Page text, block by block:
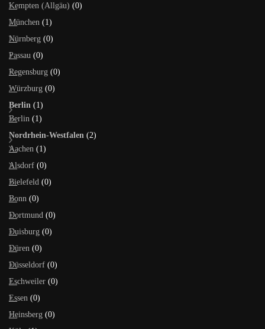
Kempten (Allgäu) (0)
München (1)
Nürnberg (0)
Passau (0)
Regensburg (0)
Würzburg (0)
Berlin (1)
Berlin (1)
Nordrhein-Westfalen (2)
Aachen (1)
Alsdorf (0)
Bielefeld (0)
Bonn (0)
Dortmund (0)
Duisburg (0)
Düren (0)
Düsseldorf (0)
Eschweiler (0)
Essen (0)
Heinsberg (0)